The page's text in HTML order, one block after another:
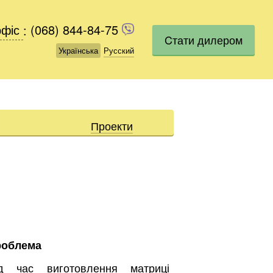
(068) 844-84-75
Українська Русский
: (068) 844-84-75
Українська Русский
Cтати дилером
Проекти
час виготовлення матриці